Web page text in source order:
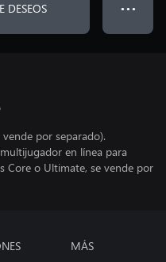
DESEOS ● ● ●
por separado).
en línea para
Core o Ultimate, se vende por
MÁS